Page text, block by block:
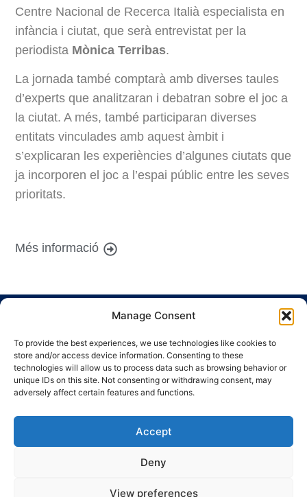
Manage Consent
To provide the best experiences, we use technologies like cookies to
store and/or access device information. Consenting to these
technologies will allow us to process data such as browsing behavior or
unique IDs on this site. Not consenting or withdrawing consent, may
adversely affect certain features and functions.
Accept
Deny
View preferences
Centre Nacional de Recerca Italià especialista en
infància i ciutat, que serà entrevistat per la
periodista Mònica Terribas.
La jornada també comptarà amb diverses taules
d’experts que analitzaran i debatran sobre el joc a
la ciutat. A més, també participaran diverses
entitats vinculades amb aquest àmbit i
s’explicaran les experiències d’algunes ciutats que
ja incorporen el joc a l’espai públic entre les seves
prioritats.
Més informació
Ronda Guinardó, 164 · 08041 Barcelona
Política de privacitat
© 2008-2024 Indic